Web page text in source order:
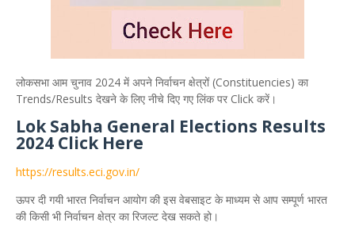
लोकसभा आम चुनाव 2024 में अपने निर्वाचन क्षेत्रों (Constituencies) का
Trends/Results देखने के लिए नीचे दिए गए लिंक पर Click करें।
Lok Sabha General Elections Results
2024 Click Here
https://results.eci.gov.in/
ऊपर दी गयी भारत निर्वाचन आयोग की इस वेबसाइट के माध्यम से आप सम्पूर्ण भारत
की किसी भी निर्वाचन क्षेत्र का रिजल्ट देख सकते हो।